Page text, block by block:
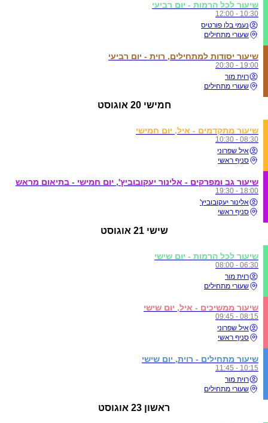
שיעור לכל הרמות - יום רביעי
10:30 - 12:00
נעמי בלו פורטיס
שעורי מתחילים
שיעור יסודות למתחילים, רוית - יום רביעי
19:00 - 20:30
רוית מור
שעורי מתחילים
חמישי 20 אוגוסט
שיעור מתקדמים - איל, יום חמישי
08:30 - 10:30
איל שפרוני
סניף ראשי
שיעור גב ומפרקים - אלינור יעקובוביץ', יום חמישי - בתיאום מראש
18:00 - 19:30
אלינור יעקובוביץ'
סניף ראשי
שישי 21 אוגוסט
שיעור לכל הרמות - יום שישי
06:30 - 08:00
רוית מור
שעורי מתחילים
שיעור ממשיכים - איל, יום שישי
08:15 - 09:45
איל שפרוני
סניף ראשי
שיעור מתחילים - רוית, יום שישי
10:15 - 11:45
רוית מור
שעורי מתחילים
ראשון 23 אוגוסט